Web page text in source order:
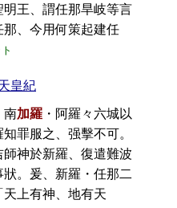
王、謂任那旱岐等言
那、今用何策起建任
皇紀
南加羅 ・阿羅々六城以
罪服之、强擊不可。
神於新羅、復遣難波
。爰、新羅・任那二
上有神、地有天